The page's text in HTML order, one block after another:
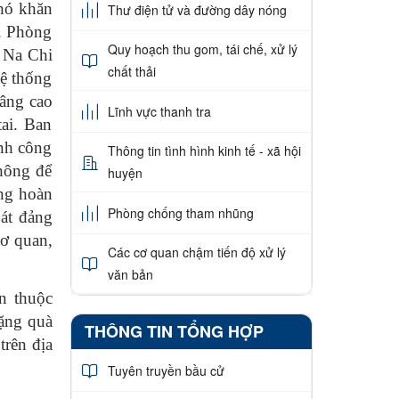
khăn
Phòng
Chi
thống
cao
Ban
công
để
hoàn
đảng
quan,
thuộc
quà
địa
Thư điện tử và đường dây nóng
Quy hoạch thu gom, tái chế, xử lý
chất thải
Lĩnh vực thanh tra
Thông tin tình hình kinh tế - xã hội
huyện
Phòng chống tham nhũng
Các cơ quan chậm tiến độ xử lý
văn bản
THÔNG TIN TỔNG HỢP
Tuyên truyền bầu cử